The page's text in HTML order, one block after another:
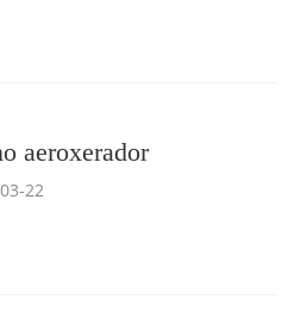
aeroxerador
22